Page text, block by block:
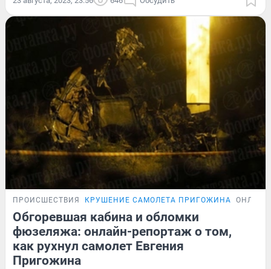
ПРОИСШЕСТВИЯ КРУШЕНИЕ САМОЛЕТА ПРИГОЖИНА
Обгоревшая кабина и обломки
фюзеляжа: онлайн-репортаж о том,
как рухнул самолет Евгения
Пригожина